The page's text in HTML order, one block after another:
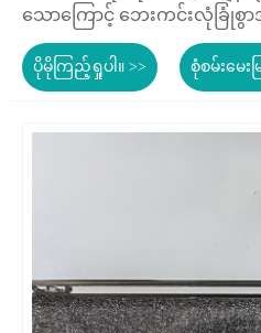
သောကြောင့် ဘေးကင်းလုံခြုံစွ
ပိုမိုကြည့်ရှုပါ။ >> စုံစမ်းမေး